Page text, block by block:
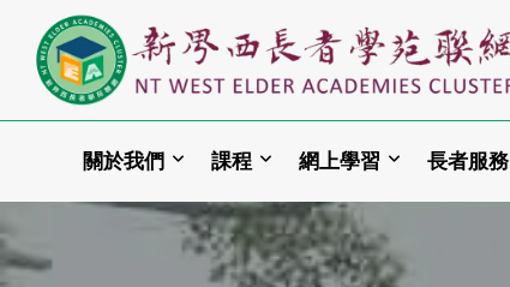
關於我們 課程 網上學習 長者服務